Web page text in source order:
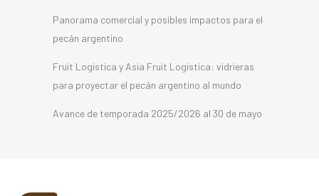
Panorama comercial y posibles impactos para el
pecán argentino
Fruit Logistica y Asia Fruit Logistica: vidrieras
para proyectar el pecán argentino al mundo
Avance de temporada 2025/2026 al 30 de mayo